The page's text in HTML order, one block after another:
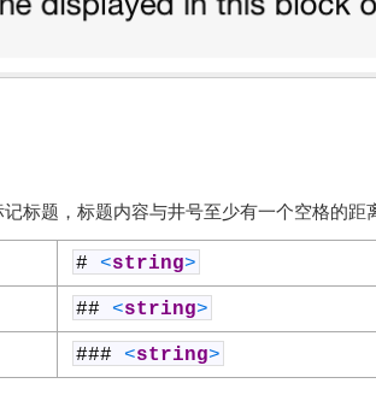
标题，标题内容与井号至少有一个空格的
# <string>
## <string>
### <string>